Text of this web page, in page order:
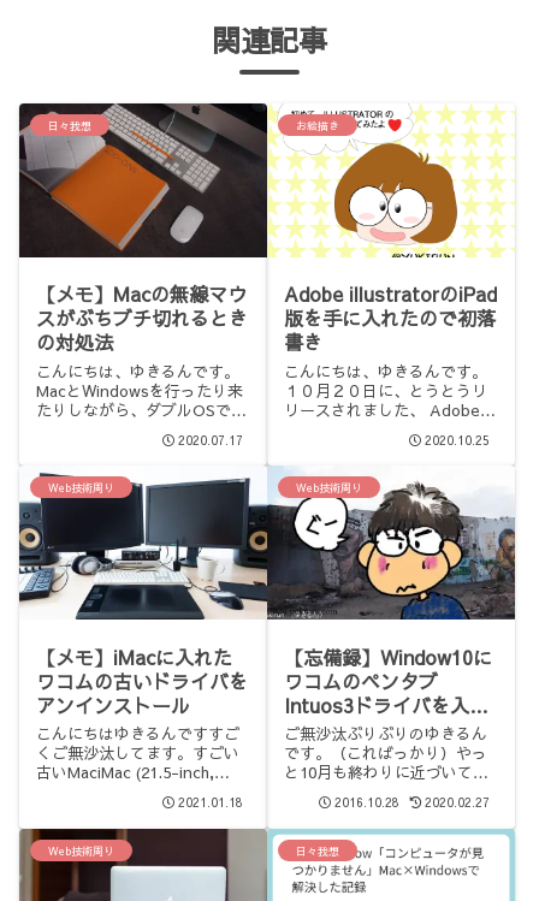
関連記事
日々我想
【メモ】Macの無線マウ
スがぶちブチ切れるとき
の対処法
こんにちは、ゆきるんです。
MacとWindowsを行ったり来
たりしながら、ダブルOSで仕
事しているこの頃です。
MacOSのアップデートが来た
ので、昨日にMacOSを
10.15.6の最新版にアップした
のですが…むちゃ時間かかる
やん！その間は、...
2020.07.17
お絵描き
Adobe illustratorのiPad
版を手に入れたので初落
書き
こんにちは、ゆきるんです。
１０月２０日に、とうとうリ
リースされました、 Adobe
IllustratorのiPad版。待ちに
待ってました！と言うわけ
で、早速インストールして、
遊んでみました。PC版に慣れ
ていると、戸惑ってしまいま
すが、そ...
2020.10.25
Web技術周り
【メモ】iMacに入れた
ワコムの古いドライバを
アンインストール
こんにちはゆきるんですすご
くご無沙汰してます。すごい
古いMaciMac (21.5-inch,
Late 2013)を使っているので
すが、OSは新しいもの
（macOS 10.15.7）に更新し
ました。それで困るのがワコ
ムのドライバーが使えな...
2021.01.18
Web技術周り
【忘備録】Window10に
ワコムのペンタブ
Intuos3ドライバを入れ
たよ！
ご無沙汰ぶりぶりのゆきるん
です。（こればっかり）やっ
と10月も終わりに近づいてき
ました！10月の次は11月！そ
して、私はお外仕事（講師
業）が、週4日から週2日にな
るのでして…。11月から時間
ができる！デジタル絵の練習
するぞ！＜おい！ってこと...
2016.10.28 2020.02.27
Web技術周り 日々我想